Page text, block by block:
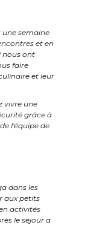
semaine
et en
nous ont
faire
et leur
vivre une
grâce à
l'équipe de
dans les
aux petits
activités
le séjour a